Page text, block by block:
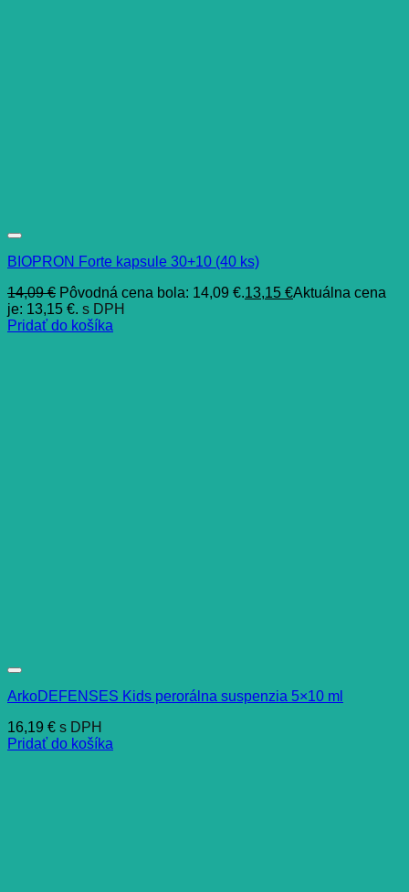
BIOPRON Forte kapsule 30+10 (40 ks)
14,09€ Pôvodná cena bola: 14,09 €.13,15 €Aktuálna cena
je: 13,15 €. s DPH
Pridať do košíka
ArkoDEFENSES Kids perorálna suspenzia 5×10 ml
16,19 € s DPH
Pridať do košíka